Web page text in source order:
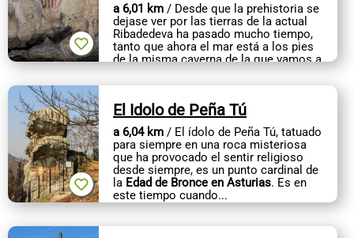
a 6,01 km / Desde que la prehistoria se
dejase ver por las tierras de la actual
Ribadedeva ha pasado mucho tiempo,
tanto que ahora el mar está a los pies
de la misma caverna de la que vamos a
El Idolo de Peña Tú
a 6,04 km / El ídolo de Peña Tú, tatuado
para siempre en una roca misteriosa
que ha provocado el sentir religioso
desde siempre, es un punto cardinal de
la Edad de Bronce en Asturias. Es en
este tiempo cuando...